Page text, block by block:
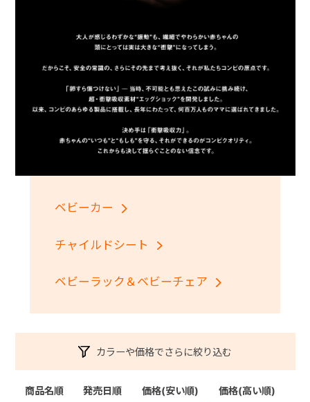
ベビーカー
チャイルドシート
ベビーラック＆ベビーチェア
カラーや価格でさらに絞り込む
商品名順 発売日順 価格(安い順) 価格(高い順)